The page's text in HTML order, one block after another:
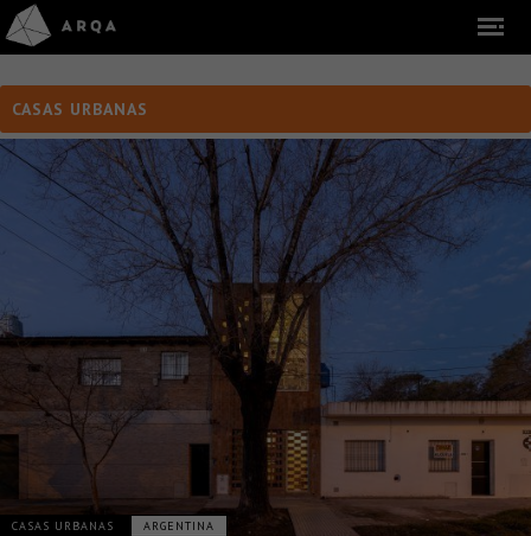
CASAS URBANAS
CASAS URBANAS ARGENTINA